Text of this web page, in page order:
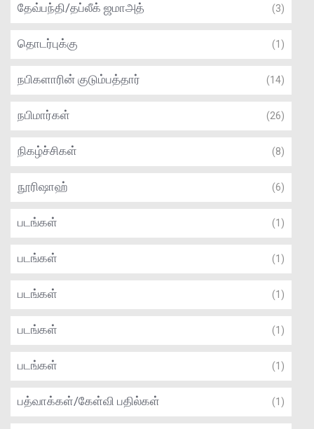
தேவ்பந்தி/தப்லீக் ஜமாஅத் (3)
தொடர்புக்கு (1)
நபிகளாரின் குடும்பத்தார் (14)
நபிமார்கள் (26)
நிகழ்ச்சிகள் (8)
நூரிஷாஹ் (6)
படங்கள் (1)
படங்கள் (1)
படங்கள் (1)
படங்கள் (1)
படங்கள் (1)
பத்வாக்கள்/கேள்வி பதில்கள் (1)